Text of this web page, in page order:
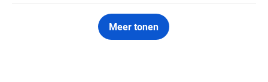
Meer tonen